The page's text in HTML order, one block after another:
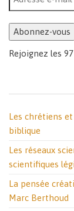
Abonnez-vous
Rejoignez les
Les chrétiens
biblique
Les réseaux
scientifiques
La pensée
Marc Berthoud